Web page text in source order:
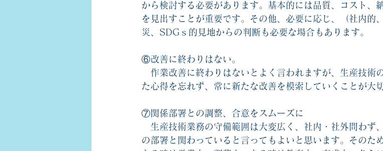
から検討する必要があります。基本的には品質、コスト、
を見出すことが重要です。その他、必要に応じ、（社内的
災、SDGｓ的見地からの判断も必要な場合もあります。
⑥改善に終わりはない。
作業改善に終わりはないとよく言われますが、生産技
た心得を忘れず、常に新たな改善を模索していくことが大
⑦関係部署との調整、合意をスムーズに
生産技術業務の守備範囲は大変広く、社内・社外問わず
の部署と関わっていると言ってもよいと思います。そのた